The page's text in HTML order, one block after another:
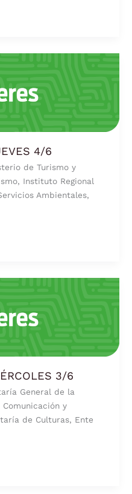
4/6
de Turismo y
Instituto Regional
Ambientales,
3/6
General de la
y
de Culturas, Ente